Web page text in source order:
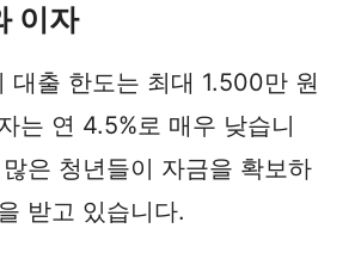
이자
대출 한도는 최대 1.500만 원
는 연 4.5%로 매우 낮습니
은 청년들이 자금을 확보하
받고 있습니다.